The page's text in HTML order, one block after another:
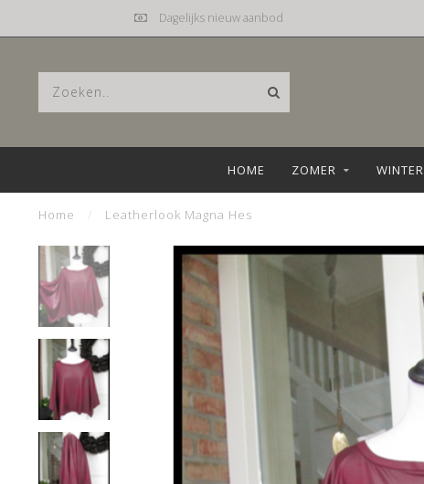
Dagelijks nieuw aanbod
HOME ZOMER WINTER
Home Leatherlook Magna Hes